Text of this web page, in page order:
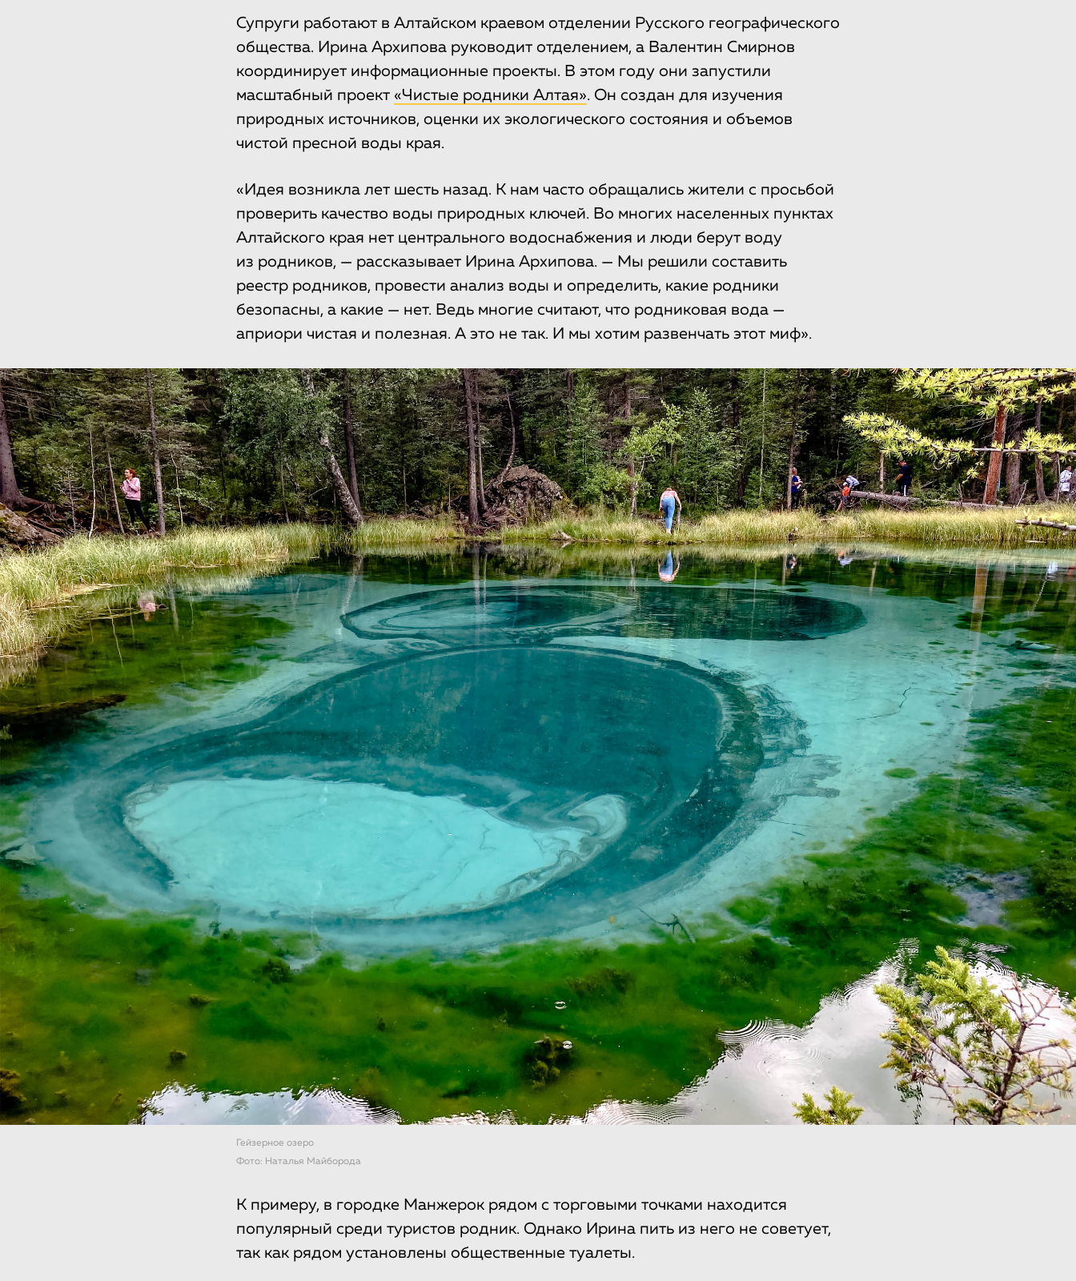
Супруги работают в Алтайском краевом отделении Русского географического
общества. Ирина Архипова руководит отделением, а Валентин Смирнов
координирует информационные проекты. В этом году они запустили
масштабный проект «Чистые родники Алтая». Он создан для изучения
природных источников, оценки их экологического состояния и объемов
чистой пресной воды края.
«Идея возникла лет шесть назад. К нам часто обращались жители с просьбой
проверить качество воды природных ключей. Во многих населенных пунктах
Алтайского края нет центрального водоснабжения и люди берут воду
из родников, — рассказывает Ирина Архипова. — Мы решили составить
реестр родников, провести анализ воды и определить, какие родники
безопасны, а какие — нет. Ведь многие считают, что родниковая вода —
априори чистая и полезная. А это не так. И мы хотим развенчать этот миф».
Гейзерное озеро
Фото: Наталья Майборода
К примеру, в городке Манжерок рядом с торговыми точками находится
популярный среди туристов родник. Однако Ирина пить из него не советует,
так как рядом установлены общественные туалеты.